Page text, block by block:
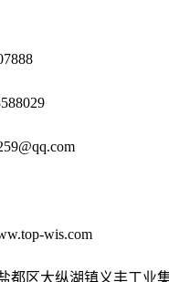
wis.com
都区大纵湖镇义丰工业